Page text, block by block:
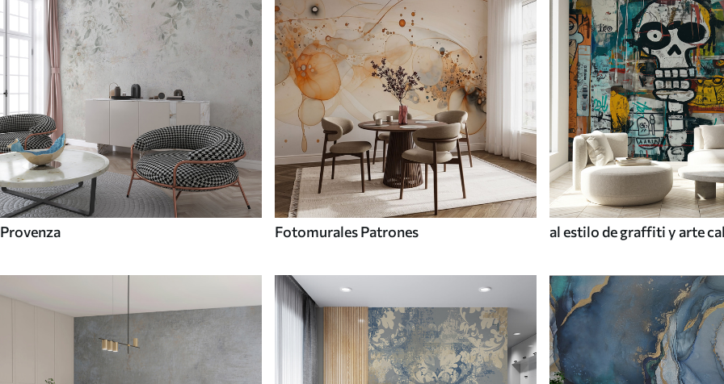
Provenza Fotomurales Patrones al estilo de graffiti y arte